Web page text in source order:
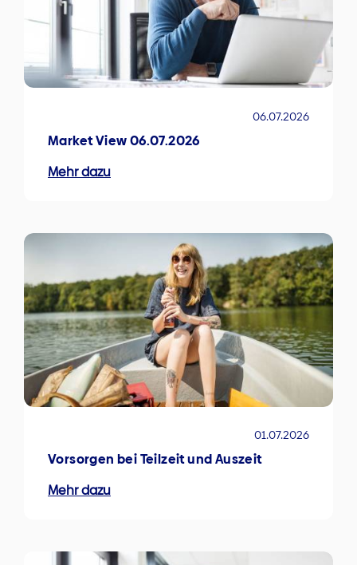
06.07.2026
Market View 06.07.2026
Mehr dazu
01.07.2026
Vorsorgen bei Teilzeit und Auszeit
Mehr dazu